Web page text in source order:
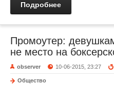
Подробнее
Промоутер:
не место на
observer 10-06-2015, 23:27
Общество